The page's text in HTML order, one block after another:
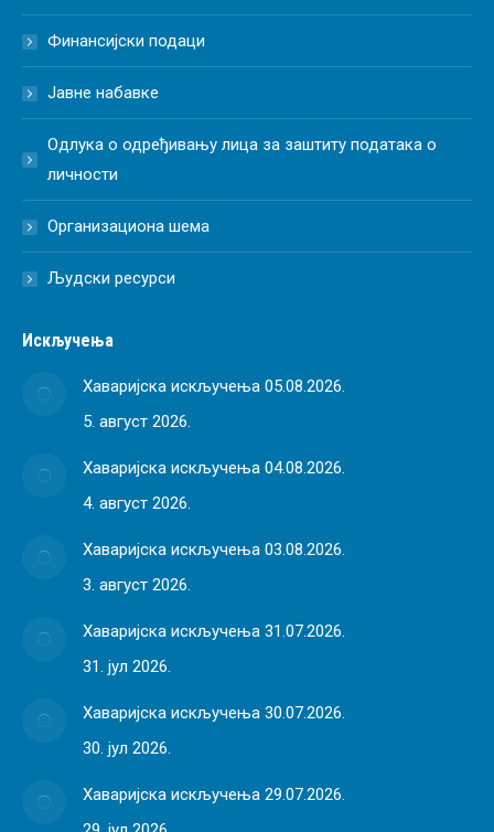
Финансијски подаци
Јавне набавке
Одлука о одређивању лица за заштиту података о
личности
Организациона шема
Људски ресурси
Искључења
Хаваријска искључења 05.08.2026.
5. август 2026.
Хаваријска искључења 04.08.2026.
4. август 2026.
Хаваријска искључења 03.08.2026.
3. август 2026.
Хаваријска искључења 31.07.2026.
31. јул 2026.
Хаваријска искључења 30.07.2026.
30. јул 2026.
Хаваријска искључења 29.07.2026.